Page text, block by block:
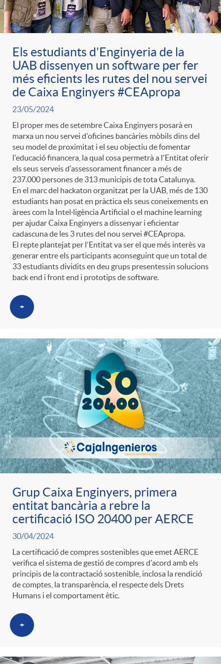
r
a
S
a
l
a
d
e
p
r
e
n
s
a
ó
p
e
r
c
a
t
e
g
o
i
e
s
t
e
n
i
d
o
A
n
c
l
F
i
l
t
r
o
C
a
t
l
c
a
d
o
r
d
e
c
o
n
t
i
n
g
u
t
s
Els estudiants d'Enginyeria de la
UAB dissenyen un software per fer
més eficients les rutes del nou servei
de Caixa Enginyers #CEApropa
23/05/2024
El proper mes de setembre Caixa Enginyers posarà en
marxa un nou servei d'oficines bancàries mòbils dins del
seu model de proximitat i el seu objectiu de fomentar
l'educació financera, la qual cosa permetrà a l'Entitat oferir
els seus serveis d'assessorament financer a més de
237.000 persones de 313 municipis de tota Catalunya.
En el marc del hackaton organitzat per la UAB, més de 130
estudiants han posat en pràctica els seus coneixements en
àrees com la Intel·ligència Artificial o el machine learning
per ajudar Caixa Enginyers a dissenyar i eficientar
cadascuna de les 3 rutes del nou servei #CEApropa.
El repte plantejat per l'Entitat va ser el que més interès va
generar entre els participants aconseguint que un total de
33 estudiants dividits en deu grups presentessin solucions
back end i front end i prototips de software.
+
Grup Caixa Enginyers, primera
entitat bancària a rebre la
certificació ISO 20400 per AERCE
30/04/2024
La certificació de compres sostenibles que emet AERCE
verifica el sistema de gestió de compres d'acord amb els
principis de la contractació sostenible, inclosa la rendició
de comptes, la transparència, el respecte dels Drets
Humans i el comportament ètic.
+